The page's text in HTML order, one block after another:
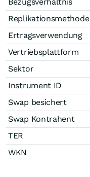
Replikationsmethode
Ertragsverwendung
Vertriebsplattform
Sektor
Instrument ID
Swap besichert
Swap Kontrahent
TER
WKN